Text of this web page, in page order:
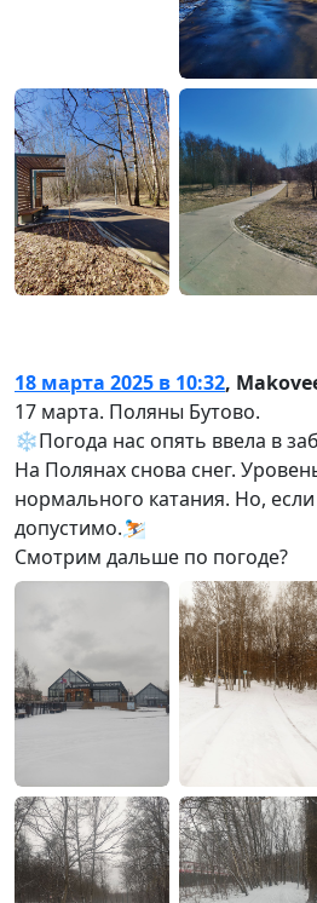
18 марта 2025 в 10:32,
17 марта. Поляны Бутово.
❄️Погода нас опять ввела в
На Полянах снова снег.
нормального катания. Но,
допустимо.⛷
Смотрим дальше по погоде?